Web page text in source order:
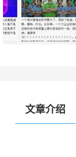
文章介绍